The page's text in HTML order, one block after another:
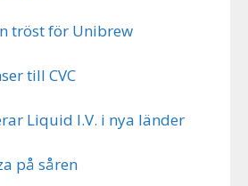
tröst för Unibrew
till CVC
Liquid I.V. i nya länder
på såren